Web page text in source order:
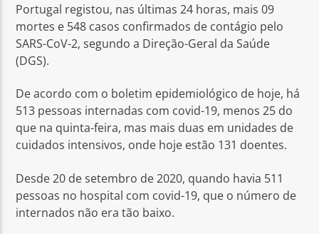
Rádio No ar
Portugal registou, nas últimas 24 horas, mais 09
mortes e 548 casos confirmados de contágio pelo
SARS-CoV-2, segundo a Direção-Geral da Saúde
(DGS).
De acordo com o boletim epidemiológico de hoje, há
513 pessoas internadas com covid-19, menos 25 do
que na quinta-feira, mas mais duas em unidades de
cuidados intensivos, onde hoje estão 131 doentes.
Desde 20 de setembro de 2020, quando havia 511
pessoas no hospital com covid-19, que o número de
internados não era tão baixo.